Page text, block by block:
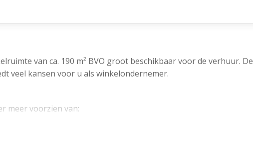
van ca. 190 m² BVO groot beschikbaar voor de verhuur. De
veel kansen voor u als winkelondernemer.
meer voorzien van: